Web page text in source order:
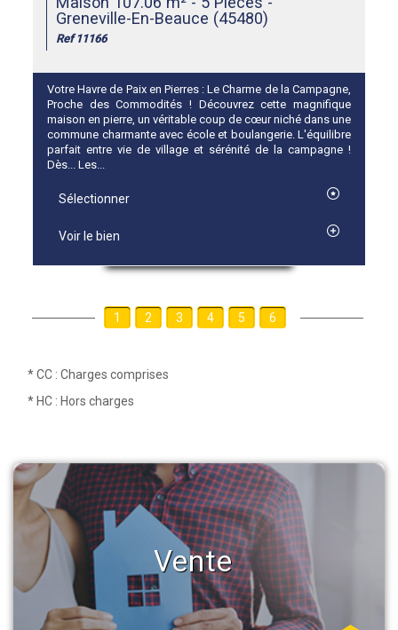
Greneville-En-Beauce (45480)
Ref 11166
Votre Havre de Paix en Pierres : Le Charme de la Campagne,
Proche des Commodités ! Découvrez cette magnifique
maison en pierre, un véritable coup de cœur niché dans une
commune charmante avec école et boulangerie. L'équilibre
parfait entre vie de village et sérénité de la campagne !
Dès... Les...
Sélectionner
Voir le bien
1 2 3 4 5 6
* CC : Charges comprises
* HC : Hors charges
Vente